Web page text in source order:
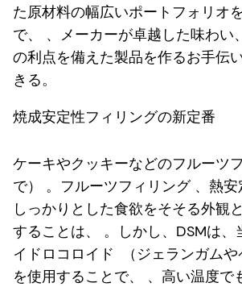
た原材料の幅広いポートフォリオ
で、 、メーカーが卓越した味わい
の利点を備えた製品を作るお手伝
きる。
焼成安定性フィリングの新定番
ケーキやクッキーなどのフルーツ
で） 。フルーツフィリング 、熱安
しっかりとした食欲をそそる外観
することは、 。しかし、DSMは、
イドロコロイド （ジェランガムや
を使用することで、 、高い温度で